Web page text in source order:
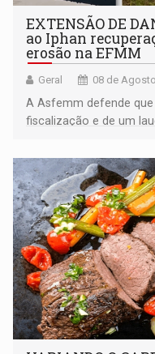
EXTENSÃO DE
ao Iphan
erosão na EFMM
Geral 08 de
A Asfemm defende
fiscalização e de um